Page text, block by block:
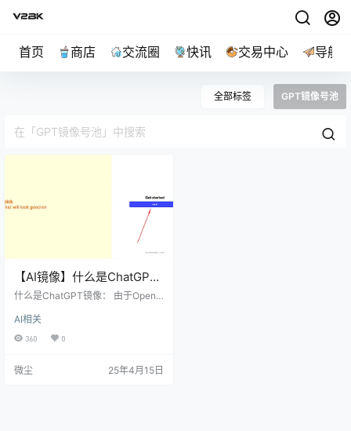
首页 商店 交流圈 快讯 交易中心 导航
全部标签 GPT镜像号池
【AI镜像】什么是ChatGPT
镜像以及使用教程
什么是ChatGPT镜像： 由于OpenA
常使用GPT的，镜像应运而生。
AI相关
360 0
微尘 25年4月15日